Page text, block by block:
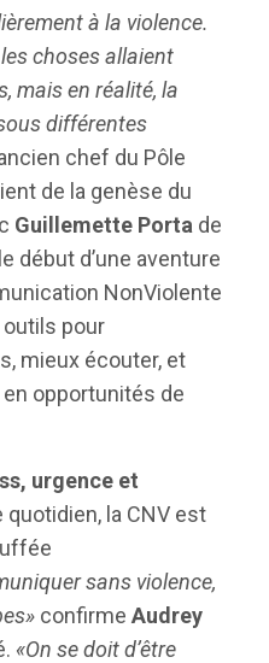
à la violence.
choses allaient
mais en réalité, la
différentes
chef du Pôle
de la genèse du
Guillemette Porta de
début d’une aventure
NonViolente
pour
mieux écouter, et
opportunités de
urgence et
quotidien, la CNV est
sans violence,
confirme Audrey
«On se doit d’être